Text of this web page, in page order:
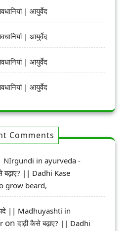
| आयुर्वेद
| आयुर्वेद
| आयुर्वेद
| आयुर्वेद
Comments
in ayurveda -
बढ़ाए? || Dadhi Kase
grow beard,
|| Madhuyashti in
onदाढ़ी कैसे बढ़ाए? || Dadhi